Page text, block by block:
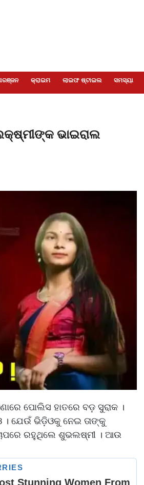
କ୍ରାଇମ ଲାଇଫ ଷ୍ଟାଇଲ ସମସ୍ୟା
ଭାଇରାଲ
ପୋଲିସ ହାତରେ ବଡ଼ ସୁରାକ ।
ଯେଉଁ ଭିଡ଼ିଓକୁ ନେଇ ତାଙ୍କୁ
ରହୁଥିଲେ ଶୁଭଲଷ୍ମୀ । ଆଉ